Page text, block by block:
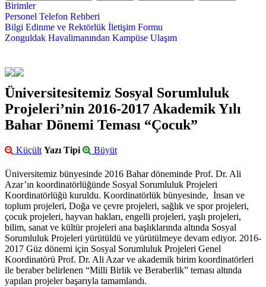
Birimler
Personel Telefon Rehberi
Bilgi Edinme ve Rektörlük İletişim Formu
Zonguldak Havalimanından Kampüse Ulaşım
Üniversitesitemiz Sosyal Sorumluluk
Projeleri’nin 2016-2017 Akademik Yılı
Bahar Dönemi Teması “Çocuk”
Küçült Yazı Tipi Büyüt
Üniversitemiz bünyesinde 2016 Bahar döneminde Prof. Dr. Ali
Azar’ın koordinatörlüğünde Sosyal Sorumluluk Projeleri
Koordinatörlüğü kuruldu. Koordinatörlük bünyesinde, İnsan ve
toplum projeleri, Doğa ve çevre projeleri, sağlık ve spor projeleri,
çocuk projeleri, hayvan hakları, engelli projeleri, yaşlı projeleri,
bilim, sanat ve kültür projeleri ana başlıklarında altında Sosyal
Sorumluluk Projeleri yürütüldü ve yürütülmeye devam ediyor. 2016-
2017 Güz dönemi için Sosyal Sorumluluk Projeleri Genel
Koordinatörü Prof. Dr. Ali Azar ve akademik birim koordinatörleri
ile beraber belirlenen “Milli Birlik ve Beraberlik” teması altında
yapılan projeler başarıyla tamamlandı.